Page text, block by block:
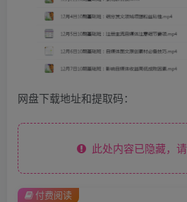
网盘下载地址和提取码：
此处内容已隐藏，
付费阅读